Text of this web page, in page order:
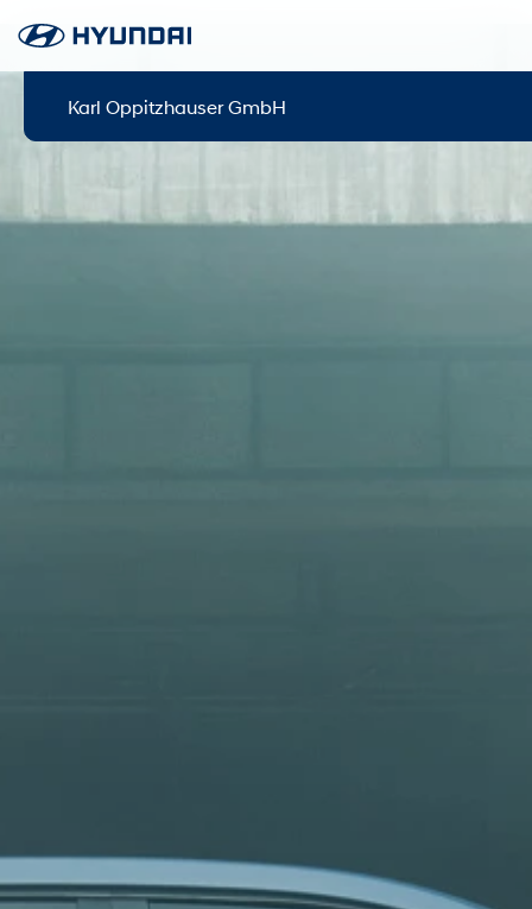
Karl Oppitzhauser GmbH